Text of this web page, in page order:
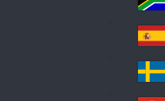
kia
So
uth
Af
ric
a
Sp
ain
Sw